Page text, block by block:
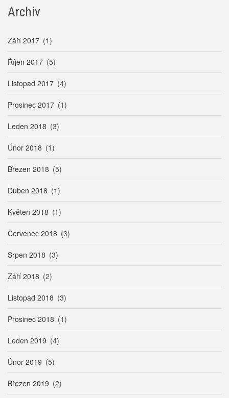
Archiv
Září 2017 (1)
Říjen 2017 (5)
Listopad 2017 (4)
Prosinec 2017 (1)
Leden 2018 (3)
Únor 2018 (1)
Březen 2018 (5)
Duben 2018 (1)
Květen 2018 (1)
Červenec 2018 (3)
Srpen 2018 (3)
Září 2018 (2)
Listopad 2018 (3)
Prosinec 2018 (1)
Leden 2019 (4)
Únor 2019 (5)
Březen 2019 (2)